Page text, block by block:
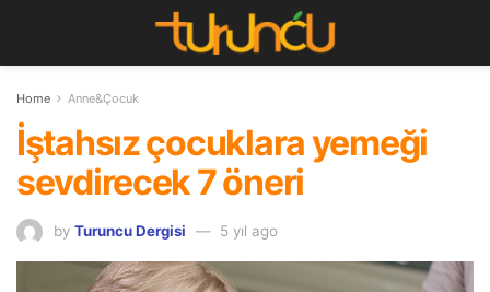
Home Anne&Çocuk
İştahsız çocuklara yemeği
sevdirecek 7 öneri
by Turuncu Dergisi 5 yıl ago